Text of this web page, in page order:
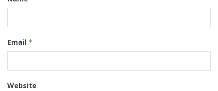
Email *
Website